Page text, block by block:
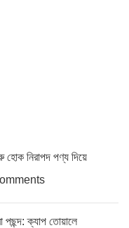
নিরাপদ পণ্য দিয়ে
পছন্দ: ক্যাপ তোয়ালে